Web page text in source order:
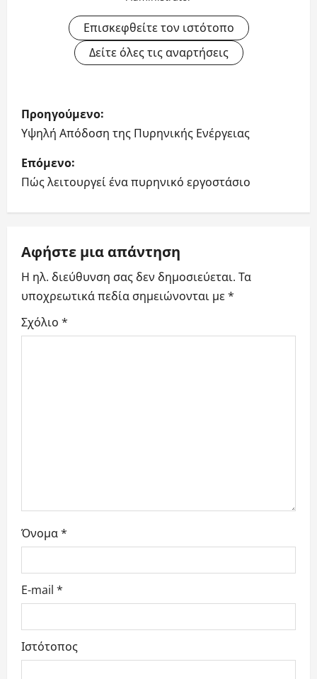
Επισκεφθείτε τον ιστότοπο
Δείτε όλες τις αναρτήσεις
Π
λ
ο
ή
η
σ
η
ά
Προηγούμενο:
Υψηλή Απόδοση της Πυρηνικής Ενέργειας
Επόμενο:
Πώς λειτουργεί ένα πυρηνικό εργοστάσιο
Αφήστε μια απάντηση
Η ηλ. διεύθυνση σας δεν δημοσιεύεται. Τα
υποχρεωτικά πεδία σημειώνονται με*
Σχόλιο *
Όνομα*
E-mail *
Ιστότοπος